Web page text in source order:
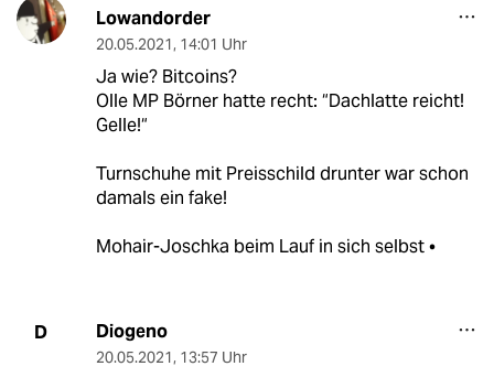
Lowandorder
20.05.2021, 14:01 Uhr
Ja wie? Bitcoins?
Olle MP Börner hatte recht: “Dachlatte reicht!
Gelle!“
Turnschuhe mit Preisschild drunter war schon
damals ein fake!
Mohair-Joschka beim Lauf in sich selbst •
D Diogeno
20.05.2021, 13:57 Uhr